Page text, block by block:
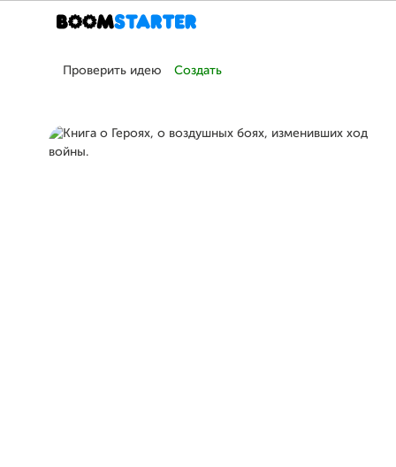
Проверить идею Создать